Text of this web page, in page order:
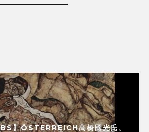
】ÖSTERREICH高橋國光氏、